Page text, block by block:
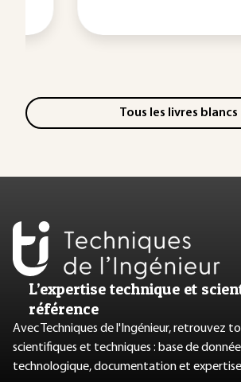
Tous les livres blancs
L’expertise technique et
référence
Avec Techniques de l'Ingénieur, retrouvez
scientifiques et techniques : base de
technologique, documentation et